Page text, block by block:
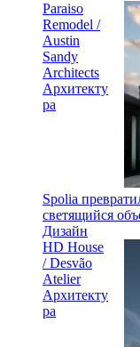
Paraiso
Remodel /
Austin
Sandy
Architects
Архитекту
ра
Spolia
светящийся
Дизайн
HD House
/ Desvão
Atelier
Архитекту
ра